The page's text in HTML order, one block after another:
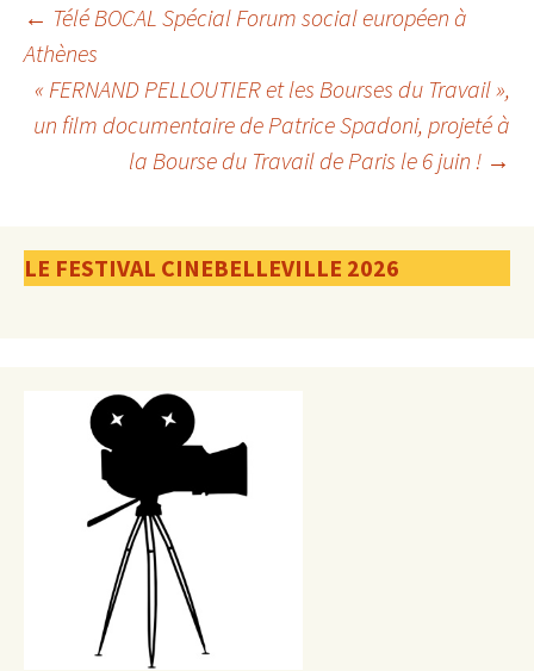
Navigation
des
articles
← Télé BOCAL Spécial Forum social européen à
Athènes
« FERNAND PELLOUTIER et les Bourses du Travail »,
un film documentaire de Patrice Spadoni, projeté à
la Bourse du Travail de Paris le 6 juin ! →
LE FESTIVAL CINEBELLEVILLE 2026